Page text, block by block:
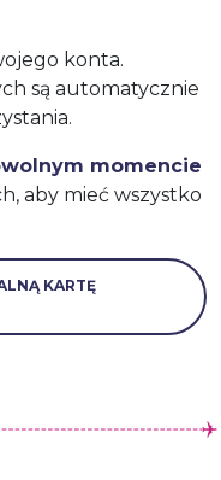
konta.
są automatycznie
momencie
aby mieć wszystko
KARTĘ